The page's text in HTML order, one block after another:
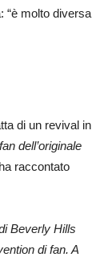
“è molto diversa
di un revival in
fan dell’originale
ha raccontato
Beverly Hills
di fan. A